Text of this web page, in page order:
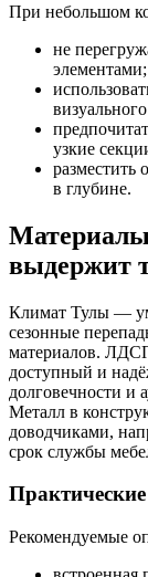
При небольшом
не
элементами;
узкие
разместить
в глубине.
выдержит
Климат Тулы —
сезонные
материалов.
доступный и
долговечности и
Металл в
доводчиками,
срок службы
Рекомендуемые